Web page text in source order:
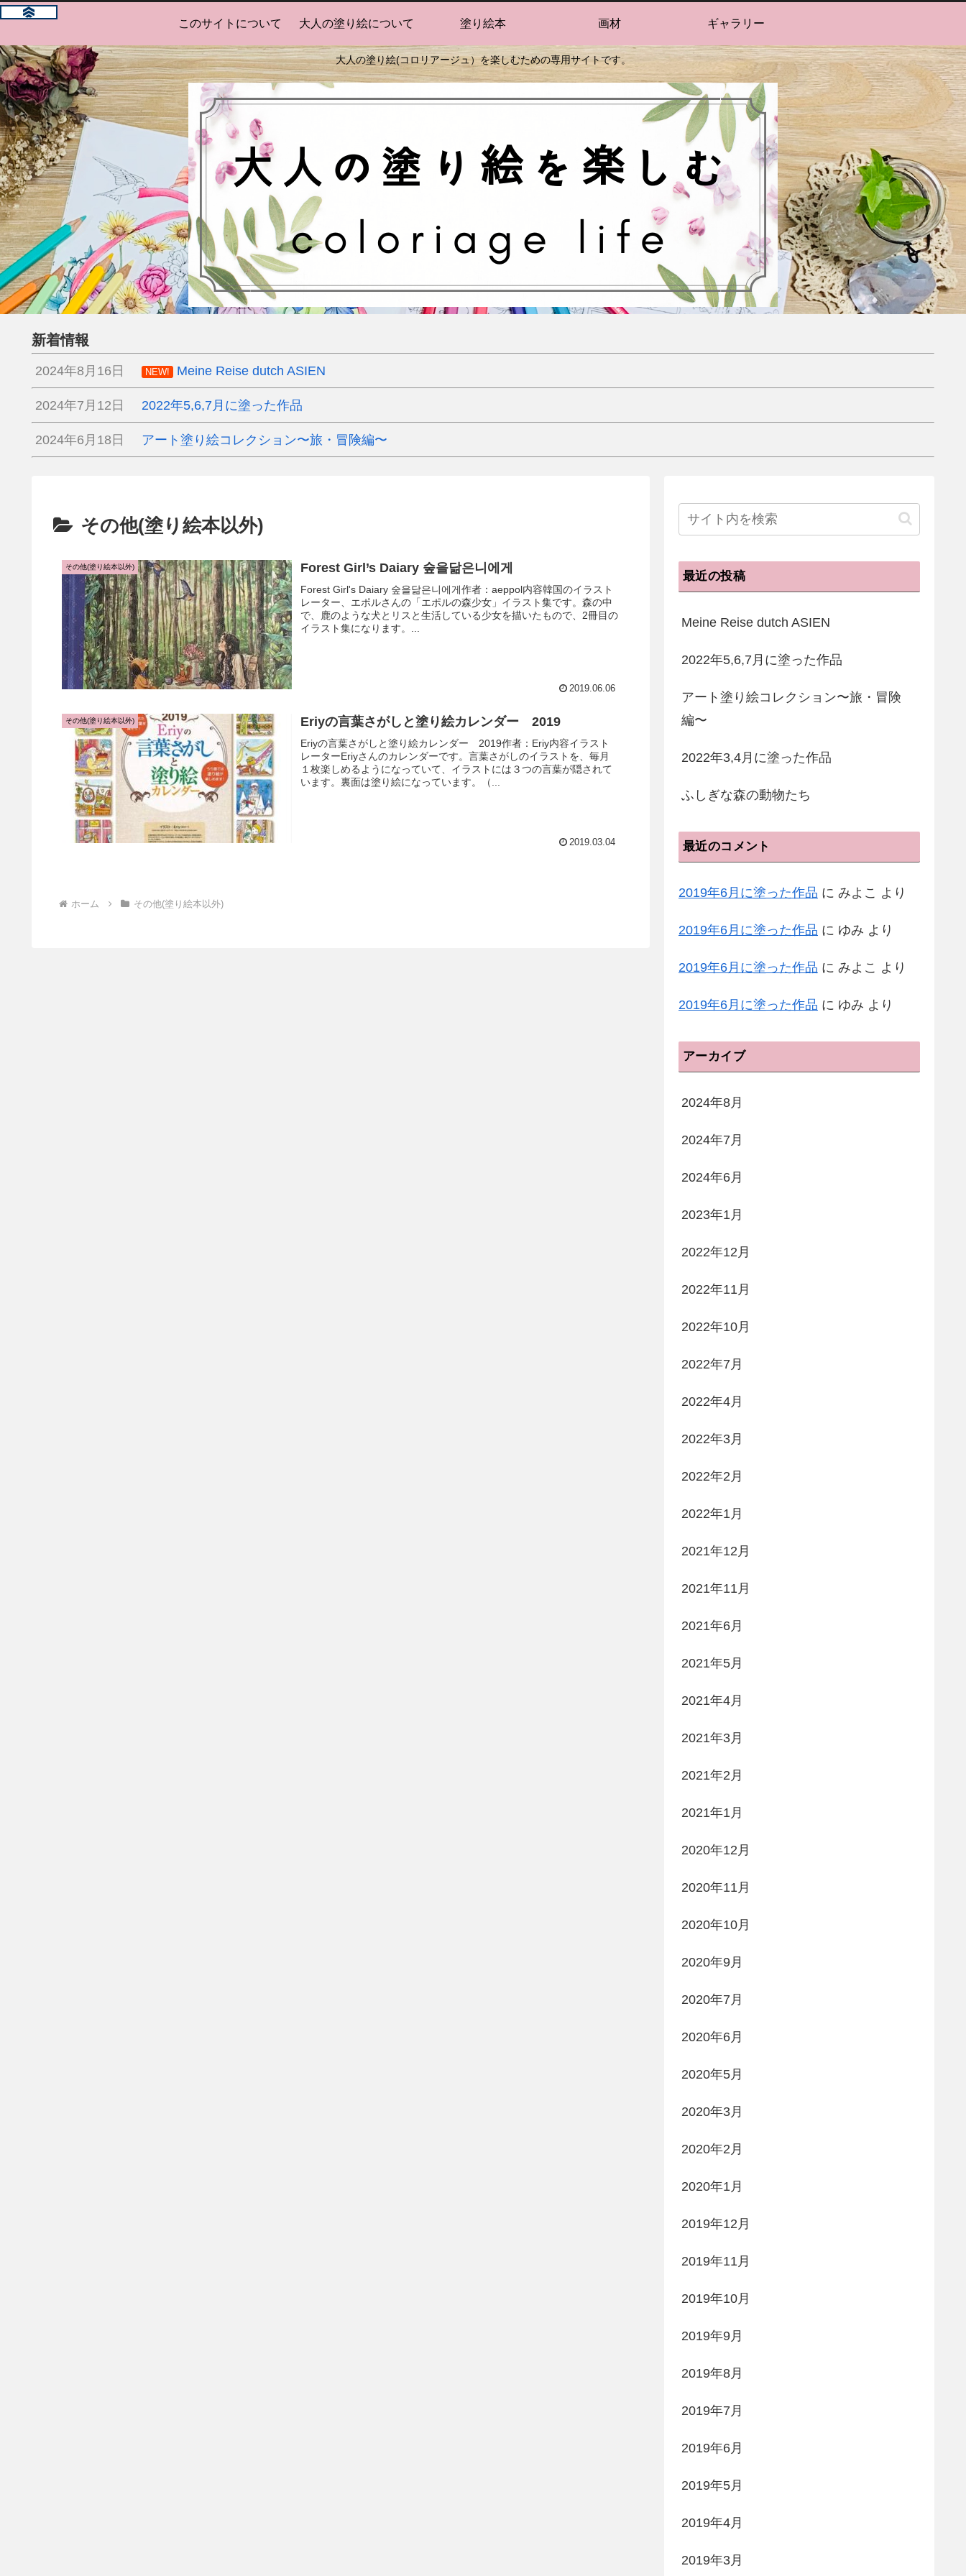
大人の塗り絵(コロリアージュ）を楽しむための専用サイトです。
このサイトについて 大人の塗り絵について 塗り絵本 画材 ギャラリー
新着情報
2024年8月16日 NEW! Meine Reise dutch ASIEN
2024年7月12日 2022年5,6,7月に塗った作品
2024年6月18日 アート塗り絵コレクション〜旅・冒険編〜
その他(塗り絵本以外)
その他(塗り絵本以外) Forest Girl’s Daiary 숲을닮은니에게
Forest Girl's Daiary 숲을닮은니에게作者：aeppol内容韓国のイラスト
レーター、エポルさんの「エポルの森少女」イラスト集です。森の中
で、鹿のような犬とリスと生活している少女を描いたもので、2冊目の
イラスト集になります。...
2019.06.06
その他(塗り絵本以外) Eriyの言葉さがしと塗り絵カレンダー 2019
Eriyの言葉さがしと塗り絵カレンダー 2019作者：Eriy内容イラスト
レーターEriyさんのカレンダーです。言葉さがしのイラストを、毎月
１枚楽しめるようになっていて、イラストには３つの言葉が隠されて
います。裏面は塗り絵になっています。（...
2019.03.04
ホーム その他(塗り絵本以外)
最近の投稿
Meine Reise dutch ASIEN
2022年5,6,7月に塗った作品
アート塗り絵コレクション〜旅・冒険
編〜
2022年3,4月に塗った作品
ふしぎな森の動物たち
最近のコメント
2019年6月に塗った作品 に みよこ より
2019年6月に塗った作品 に ゆみ より
2019年6月に塗った作品 に みよこ より
2019年6月に塗った作品 に ゆみ より
アーカイブ
2024年8月
2024年7月
2024年6月
2023年1月
2022年12月
2022年11月
2022年10月
2022年7月
2022年4月
2022年3月
2022年2月
2022年1月
2021年12月
2021年11月
2021年6月
2021年5月
2021年4月
2021年3月
2021年2月
2021年1月
2020年12月
2020年11月
2020年10月
2020年9月
2020年7月
2020年6月
2020年5月
2020年3月
2020年2月
2020年1月
2019年12月
2019年11月
2019年10月
2019年9月
2019年8月
2019年7月
2019年6月
2019年5月
2019年4月
2019年3月